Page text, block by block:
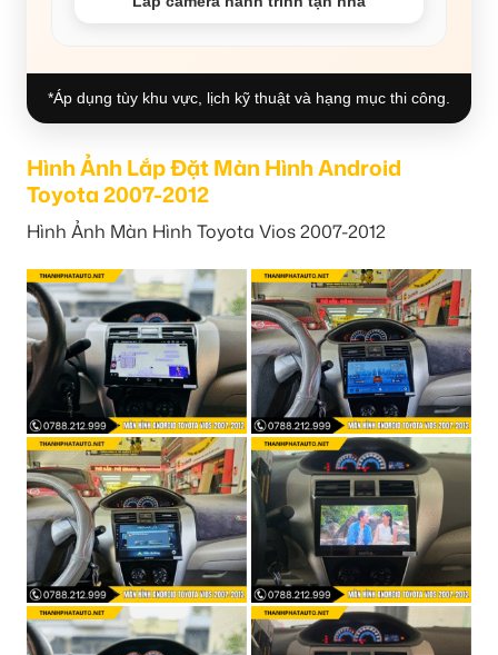
*Áp dụng tùy khu vực, lịch kỹ thuật và hạng mục thi công.
Hình Ảnh Lắp Đặt Màn Hình Android
Toyota 2007-2012
Hình Ảnh Màn Hình Toyota Vios 2007-2012